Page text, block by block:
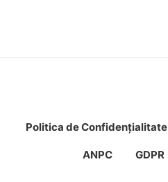
Politica de Confidenţialitate
ANPC GDPR